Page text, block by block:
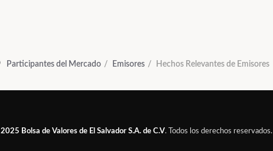
Participantes del Mercado Emisores Hechos Relevantes de Emisores
Bolsa de Valores de El Salvador S.A. de C.V. Todos los derechos reservados.